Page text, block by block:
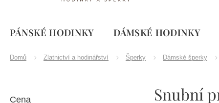
PÁNSKÉ HODINKY DÁMSKÉ HODINKY
Domů Zlatnictví a hodinářství Šperky Dámské šperky
Cena Snubní